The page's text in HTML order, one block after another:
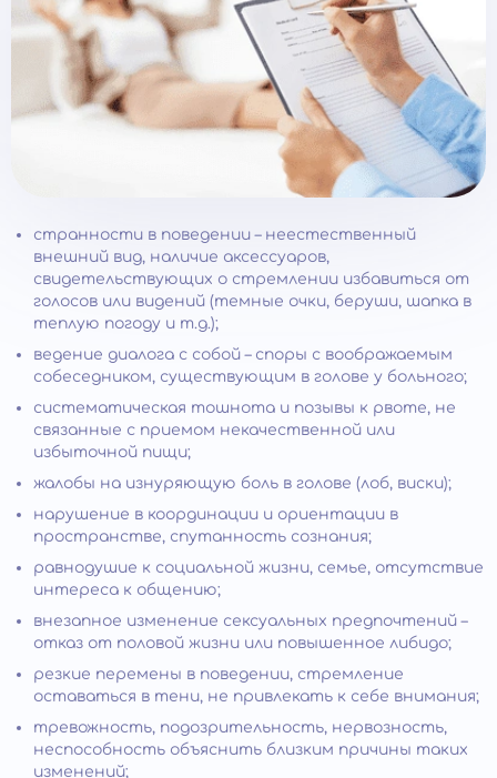
странности в поведении – неестественный
внешний вид, наличие аксессуаров,
свидетельствующих о стремлении избавиться от
голосов или видений (темные очки, беруши, шапка в
теплую погоду и т.д.);
ведение диалога с собой – споры с воображаемым
собеседником, существующим в голове у больного;
систематическая тошнота и позывы к рвоте, не
связанные с приемом некачественной или
избыточной пищи;
жалобы на изнуряющую боль в голове (лоб, виски);
нарушение в координации и ориентации в
пространстве, спутанность сознания;
равнодушие к социальной жизни, семье, отсутствие
интереса к общению;
внезапное изменение сексуальных предпочтений –
отказ от половой жизни или повышенное либидо;
резкие перемены в поведении, стремление
оставаться в тени, не привлекать к себе внимания;
тревожность, подозрительность, нервозность,
неспособность объяснить близким причины таких
изменений;